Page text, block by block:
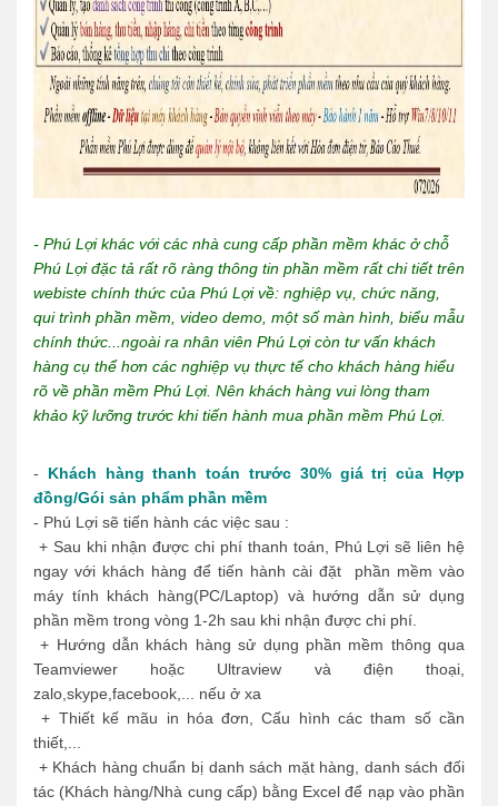
- Phú Lợi khác với các nhà cung cấp phần mềm khác ở chỗ
Phú Lợi đặc tả rất rõ ràng thông tin phần mềm rất chi tiết trên
webiste chính thức của Phú Lợi về: nghiệp vụ, chức năng,
qui trình phần mềm, video demo, một số màn hình, biểu mẫu
chính thức...ngoài ra nhân viên Phú Lợi còn tư vấn khách
hàng cụ thể hơn các nghiệp vụ thực tế cho khách hàng hiểu
rõ về phần mềm Phú Lợi. Nên khách hàng vui lòng tham
khảo kỹ lưỡng trước khi tiến hành mua phần mềm Phú Lợi.
- Khách hàng thanh toán trước 30% giá trị của Hợp
đồng/Gói sản phẩm phần mềm
- Phú Lợi sẽ tiến hành các việc sau :
+ Sau khi nhận được chi phí thanh toán, Phú Lợi sẽ liên hệ
ngay với khách hàng để tiến hành cài đặt phần mềm vào
máy tính khách hàng(PC/Laptop) và hướng dẫn sử dụng
phần mềm trong vòng 1-2h sau khi nhận được chi phí.
+ Hướng dẫn khách hàng sử dụng phần mềm thông qua
Teamviewer hoặc Ultraview và điện thoại,
zalo,skype,facebook,... nếu ở xa
+ Thiết kế mãu in hóa đơn, Cấu hình các tham số cần
thiết,...
+ Khách hàng chuẩn bị danh sách mặt hàng, danh sách đối
tác (Khách hàng/Nhà cung cấp) bằng Excel để nạp vào phần